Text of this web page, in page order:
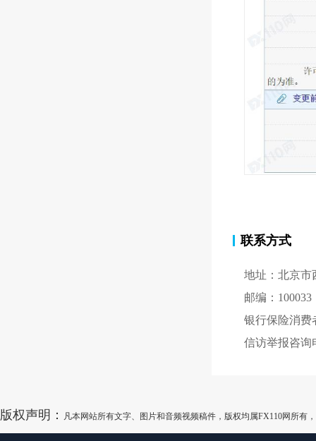
联系方式
地址：北京市
邮编：100033
银行保险消费
信访举报咨询
版权声明： 凡本网站所有文字、图片和音频视频稿件，版权均属FX110网所